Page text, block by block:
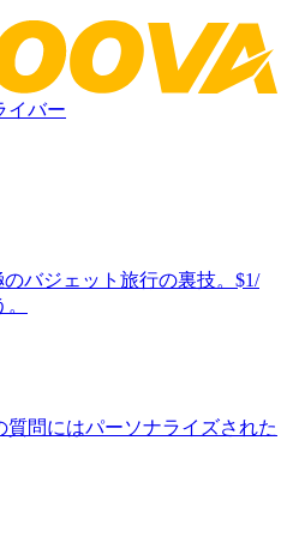
イバー
バジェット旅行の裏技。$1/
問にはパーソナライズされた